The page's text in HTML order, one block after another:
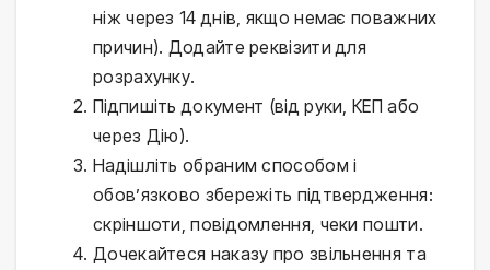
ніж через 14 днів, якщо немає поважних
причин). Додайте реквізити для
розрахунку.
Підпишіть документ (від руки, КЕП або
через Дію).
Надішліть обраним способом і
обов’язково збережіть підтвердження:
скріншоти, повідомлення, чеки пошти.
Дочекайтеся наказу про звільнення та